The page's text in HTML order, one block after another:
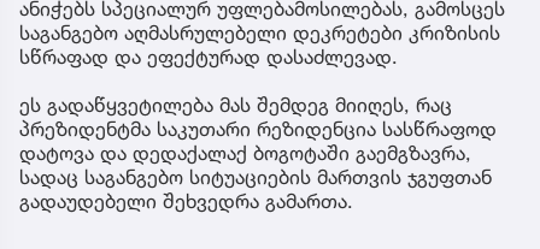
ანიჭებს სპეციალურ უფლებამოსილებას, გამოსცეს
საგანგებო აღმასრულებელი დეკრეტები კრიზისის
სწრაფად და ეფექტურად დასაძლევად.
ეს გადაწყვეტილება მას შემდეგ მიიღეს, რაც
პრეზიდენტმა საკუთარი რეზიდენცია სასწრაფოდ
დატოვა და დედაქალაქ ბოგოტაში გაემგზავრა,
სადაც საგანგებო სიტუაციების მართვის ჯგუფთან
გადაუდებელი შეხვედრა გამართა.